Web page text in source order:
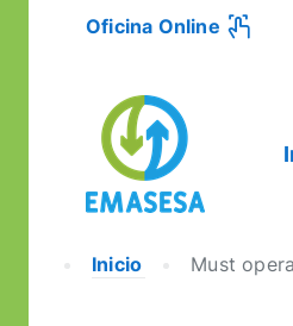
Oficina Online
Inicio Must